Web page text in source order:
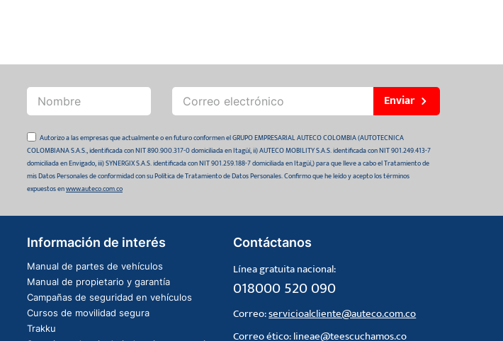
Enviar
Autorizo a las empresas que actualmente o en futuro conformen el GRUPO EMPRESARIAL AUTECO COLOMBIA (AUTOTECNICA
COLOMBIANA S.A.S., identificada con NIT 890.900.317-0 domiciliada en Itagüí, ii) AUTECO MOBILITY S.A.S. identificada con NIT 901.249.413-7
domiciliada en Envigado, iii) SYNERGIX S.A.S. identificada con NIT 901.259.188-7 domiciliada en Itagüí,) para que lleve a cabo el Tratamiento de
mis Datos Personales de conformidad con su Política de Tratamiento de Datos Personales. Confirmo que he leído y acepto los términos
expuestos enwww.auteco.com.co
Información de interés
Manual de partes de vehículos
Manual de propietario y garantía
Campañas de seguridad en vehículos
Cursos de movilidad segura
Trakku
Contáctanos
Línea gratuita nacional:
018000 520 090
Correo:servicioalcliente@auteco.com.co
Correo ético:lineae@teescuchamos.co